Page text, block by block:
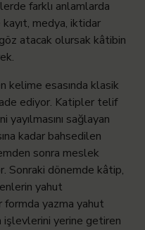
farklı anlamlarda
medya, iktidar
atacak olursak kâtibin
kelime esasında klasik
ediyor. Katipler telif
sağlayan
kadar bahsedilen
sonra meslek
Sonraki dönemde kâtip,
yahut
yazma yahut
yerine getiren